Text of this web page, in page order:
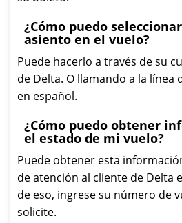
¿Cómo puedo
asiento en el vuelo?
Puede hacerlo a través de su
de Delta. O llamando a la línea
en español.
¿Cómo puedo obtener
el estado de mi vuelo?
Puede obtener esta
de atención al cliente de Delta
de eso, ingrese su número de
solicite.